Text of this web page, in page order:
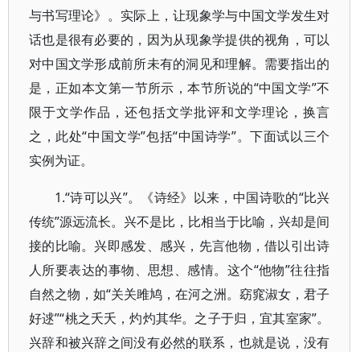
与书写理论》。实际上，让现象学与中国文学发生对
话也是很有必要的，因为从现象学提供的视角，可以
对中国文学形成前所未有的洞见和理解。需要指出的
是，正如本文第一节所示，本节所说的“中国文学”不
限于文学作品，还包括文学批评和文学理论，换言
之，此处“中国文学”包括“中国诗学”。下面试以三个
实例为证。
1.“诗可以兴”。《诗经》以来，中国诗歌的“比兴
传统”源远流长。兴不是比，比相当于比喻，兴却是间
接的比喻。兴即感发、感兴，先言他物，借以引出诗
人所要表达的事物、思想、感情。这个“他物”往往指
自然之物，如“关关雎鸠，在河之洲。窈窕淑女，君子
好逑”“桃之夭夭，灼灼其华。之子于归，宜其室家”。
兴辞和被兴辞之间没有必然的联系，也就是说，没有